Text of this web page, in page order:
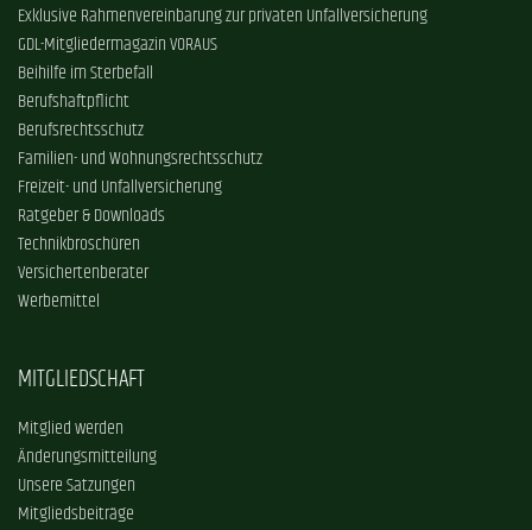
Exklusive Rahmenvereinbarung zur privaten Unfallversicherung
GDL-Mitgliedermagazin VORAUS
Beihilfe im Sterbefall
Berufshaftpflicht
Berufsrechtsschutz
Familien- und Wohnungsrechtsschutz
Freizeit- und Unfallversicherung
Ratgeber & Downloads
Technikbroschüren
Versichertenberater
Werbemittel
MITGLIEDSCHAFT
Mitglied werden
Änderungsmitteilung
Unsere Satzungen
Mitgliedsbeiträge